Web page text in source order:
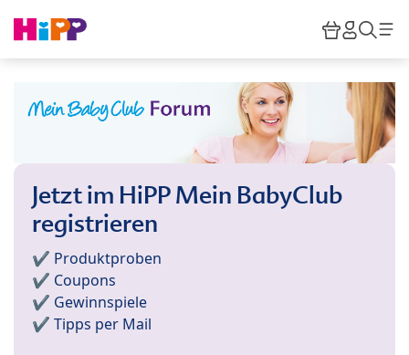
HiPP
Jetzt im HiPP Mein BabyClub
registrieren
✔️ Produktproben
✔️ Coupons
✔️ Gewinnspiele
✔️ Tipps per Mail